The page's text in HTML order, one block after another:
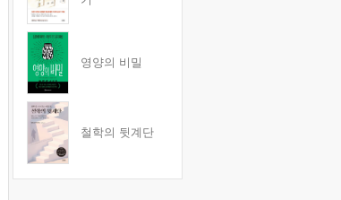
영양의 비밀
철학의 뒷계단